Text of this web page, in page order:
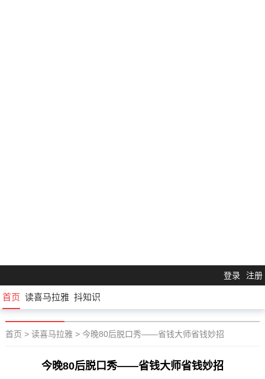
登录 注册
首页 读喜马拉雅 抖知识
首页 > 读喜马拉雅> 今晚80后脱口秀——省钱大师省钱妙招
今晚80后脱口秀——省钱大师省钱妙招